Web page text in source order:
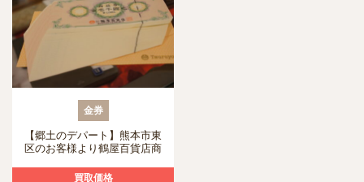
金券
【郷土のデパート】熊本市東
区のお客様より鶴屋百貨店商
買取価格